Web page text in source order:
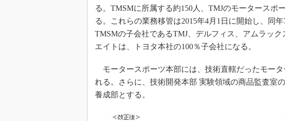
る。TMSMに所属する約150人、TMJのモータースポ
る。これらの業務移管は2015年4月1日に開始し、同
TMSMの子会社であるTMJ、デルフィス、アムラッ
エイトは、トヨタ本社の100％子会社になる。
モータースポーツ本部には、技術直轄だったモー
れる。さらに、技術開発本部 実験領域の商品監査室
養成部とする。